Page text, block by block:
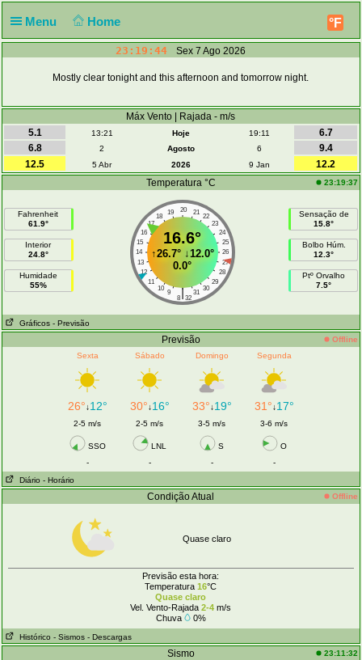
Menu Home °F
23:19:44 Sex 7 Ago 2026
Mostly clear tonight and this afternoon and tomorrow night.
Máx Vento | Rajada - m/s
5.1
13:21 Hoje 19:11
6.7
6.8
2 Agosto 6
9.4
12.5
5 Abr 2026 9 Jan
12.2
Temperatura °C
23:19:37
Fahrenheit
61.9°
Interior
24.8°
Humidade
55%
20
19 21
18
22
17
23
16
24
15
25
14
26
13
27
12
28
11
29
10
30
9 31
|
8 32
16.6°
↑26.7°↓12.0°
0.0°
Sensação de
15.8°
Bolbo Húm.
12.3°
Ptº Orvalho
7.5°
Gráficos - Previsão
Previsão
Offline
Sexta
Sábado Domingo Segunda
26°↓12° 30°↓16° 33°↓19° 31°↓17°
2-5 m/s 2-5 m/s 3-5 m/s 3-6 m/s
SSO LNL S
O
-
- -
-
Diário - Horário
Condição Atual Offline
Quase claro
Previsão esta hora:
Temperatura16°C
Quase claro
Vel. Vento-Rajada 2-4 m/s
Chuva
0%
Histórico - Sismos - Descargas
Sismo 23:11:32